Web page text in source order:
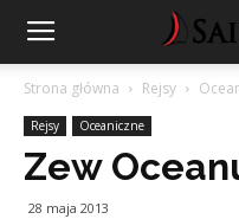
Strona główna Rejsy
Rejsy Oceaniczne
Zew
28 maja 2013